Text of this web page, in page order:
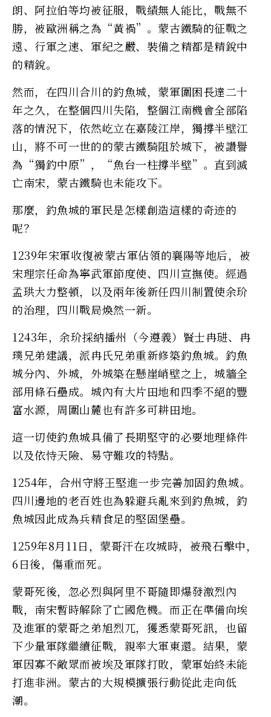
朗、阿拉伯等均被征服，戰績無人能比，戰無不
勝，被歐洲稱之為“黃禍”。蒙古鐵騎的征戰之
遠、行軍之速、軍紀之嚴、裝備之精都是精銳中
的精銳。
然而，在四川合川的釣魚城，蒙軍圍困長達二十
年之久，在整個四川失陷，整個江南機會全部陷
落的情況下，依然屹立在嘉陵江岸，獨撐半壁江
山，將不可一世的的蒙古鐵騎阻於城下，被讚譽
為“獨釣中原”，“魚台一柱撐半壁”。直到滅
亡南宋，蒙古鐵騎也未能攻下。
那麼，釣魚城的軍民是怎樣創造這樣的奇迹的
呢？
1239年宋軍收復被蒙古軍佔領的襄陽等地后，被
宋理宗任命為寧武軍節度使、四川宣撫使。經過
孟珙大力整頓，以及兩年後新任四川制置使余玠
的治理，四川戰局煥然一新。
1243年，余玠採納播州（今遵義）賢士冉琎、冉
璞兄弟建議，派冉氏兄弟重新修築釣魚城。釣魚
城分內、外城，外城築在懸崖峭壁之上，城牆全
部用條石壘成。城內有大片田地和四季不絕的豐
富水源，周圍山麓也有許多可耕田地。
這一切使釣魚城具備了長期堅守的必要地理條件
以及依恃天險、易守難攻的特點。
1254年，合州守將王堅進一步完善加固釣魚城。
四川邊地的老百姓也為躲避兵亂來到釣魚城，釣
魚城因此成為兵精食足的堅固堡壘。
1259年8月11日，蒙哥汗在攻城時，被飛石擊中，
6日後，傷重而死。
蒙哥死後，忽必烈與阿里不哥隨即爆發激烈內
戰，南宋暫時解除了亡國危機。而正在準備向埃
及進軍的蒙哥之弟旭烈兀，獲悉蒙哥死訊，也留
下少量軍隊繼續征戰，親率大軍東還。結果，蒙
軍因寡不敵眾而被埃及軍隊打敗，蒙軍始終未能
打進非洲。蒙古的大規模擴張行動從此走向低
潮。